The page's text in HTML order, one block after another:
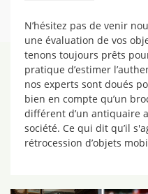
N’hésitez pas de venir
une évaluation de vos
tenons toujours prêts
pratique d’estimer
nos experts sont doués
bien en compte qu’un
différent d’un antiquaire
société. Ce qui dit qu’il
rétrocession d’objets